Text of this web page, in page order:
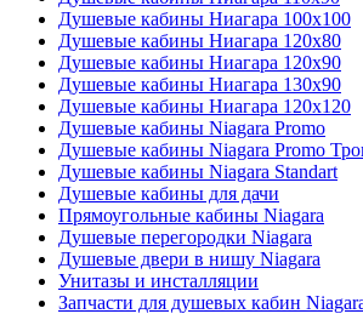
Душевые кабины Ниагара 100x100
Душевые кабины Ниагара 120x80
Душевые кабины Ниагара 120x90
Душевые кабины Ниагара 130x90
Душевые кабины Ниагара 120x120
Душевые кабины Niagara Promo
Душевые кабины Niagara Promo
Душевые кабины Niagara Standart
Душевые кабины для дачи
Прямоугольные кабины Niagara
Душевые перегородки Niagara
Душевые двери в нишу Niagara
Унитазы и инсталляции
Запчасти для душевых кабин